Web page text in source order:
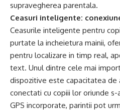
supravegherea parentala.
Ceasuri inteligente:
Ceasurile inteligente pentru
purtate la incheietura mainii,
pentru localizare in timp real,
text. Unul dintre cele mai
dispozitive este capacitatea de
conectati cu copiii lor oriunde
GPS incorporate, parintii pot